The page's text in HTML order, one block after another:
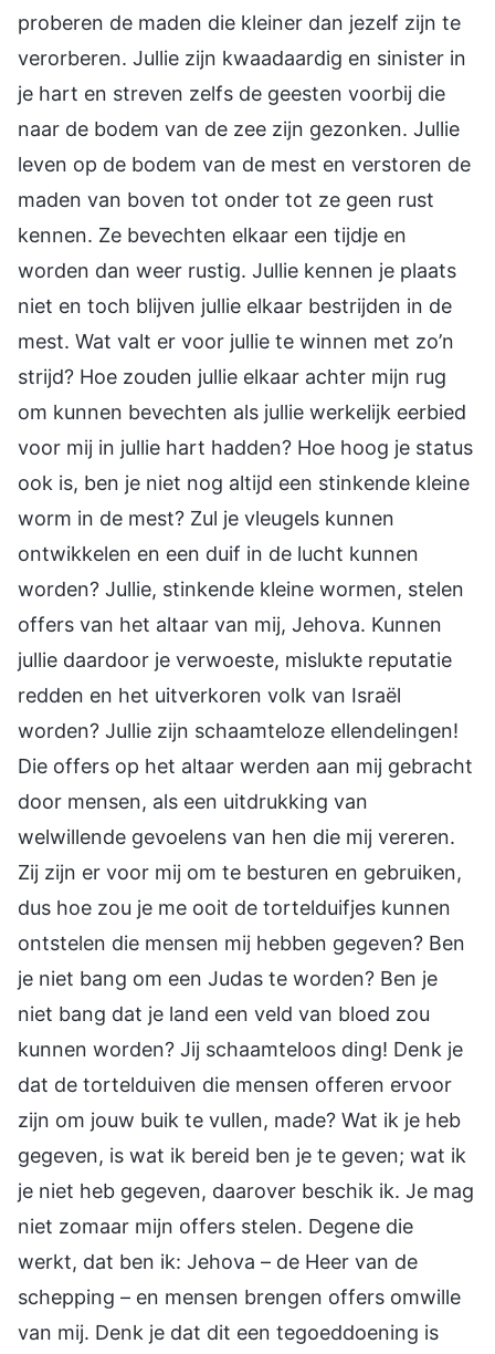
proberen de maden die kleiner dan jezelf zijn te
verorberen. Jullie zijn kwaadaardig en sinister in
je hart en streven zelfs de geesten voorbij die
naar de bodem van de zee zijn gezonken. Jullie
leven op de bodem van de mest en verstoren de
maden van boven tot onder tot ze geen rust
kennen. Ze bevechten elkaar een tijdje en
worden dan weer rustig. Jullie kennen je plaats
niet en toch blijven jullie elkaar bestrijden in de
mest. Wat valt er voor jullie te winnen met zo’n
strijd? Hoe zouden jullie elkaar achter mijn rug
om kunnen bevechten als jullie werkelijk eerbied
voor mij in jullie hart hadden? Hoe hoog je status
ook is, ben je niet nog altijd een stinkende kleine
worm in de mest? Zul je vleugels kunnen
ontwikkelen en een duif in de lucht kunnen
worden? Jullie, stinkende kleine wormen, stelen
offers van het altaar van mij, Jehova. Kunnen
jullie daardoor je verwoeste, mislukte reputatie
redden en het uitverkoren volk van Israël
worden? Jullie zijn schaamteloze ellendelingen!
Die offers op het altaar werden aan mij gebracht
door mensen, als een uitdrukking van
welwillende gevoelens van hen die mij vereren.
Zij zijn er voor mij om te besturen en gebruiken,
dus hoe zou je me ooit de tortelduifjes kunnen
ontstelen die mensen mij hebben gegeven? Ben
je niet bang om een Judas te worden? Ben je
niet bang dat je land een veld van bloed zou
kunnen worden? Jij schaamteloos ding! Denk je
dat de tortelduiven die mensen offeren ervoor
zijn om jouw buik te vullen, made? Wat ik je heb
gegeven, is wat ik bereid ben je te geven; wat ik
je niet heb gegeven, daarover beschik ik. Je mag
niet zomaar mijn offers stelen. Degene die
werkt, dat ben ik: Jehova – de Heer van de
schepping – en mensen brengen offers omwille
van mij. Denk je dat dit een tegoeddoening is